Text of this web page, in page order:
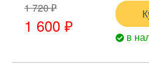
1 720 ₽
1 600 ₽
в